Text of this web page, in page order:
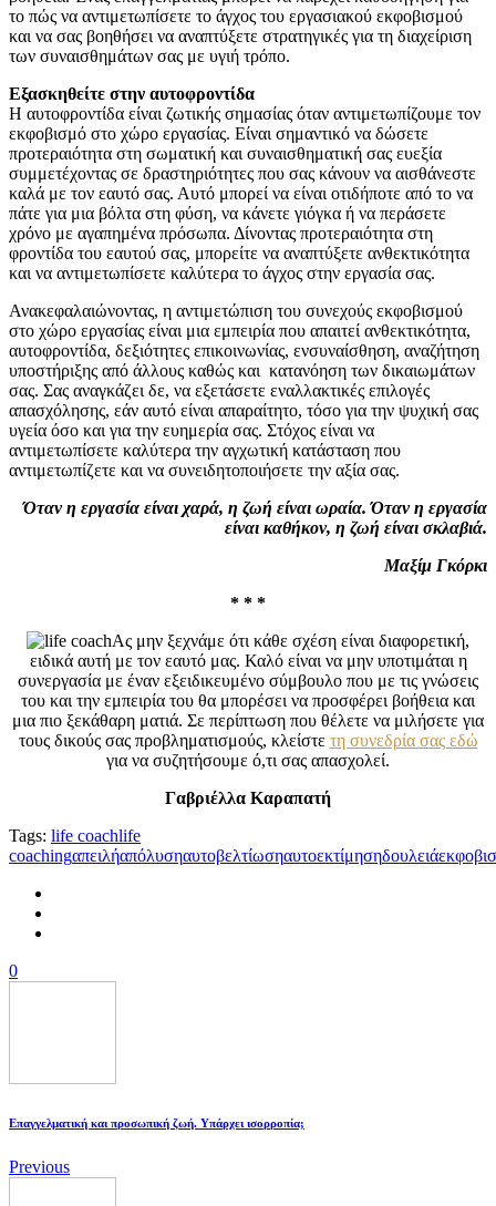
το πώς να αντιμετωπίσετε το άγχος του εργασιακού εκφοβισμού
και να σας βοηθήσει να αναπτύξετε στρατηγικές για τη διαχείριση
των συναισθημάτων σας με υγιή τρόπο.
Εξασκηθείτε στην αυτοφροντίδα
Η αυτοφροντίδα είναι ζωτικής σημασίας όταν αντιμετωπίζουμε τον
εκφοβισμό στο χώρο εργασίας. Είναι σημαντικό να δώσετε
προτεραιότητα στη σωματική και συναισθηματική σας ευεξία
συμμετέχοντας σε δραστηριότητες που σας κάνουν να αισθάνεστε
καλά με τον εαυτό σας. Αυτό μπορεί να είναι οτιδήποτε από το να
πάτε για μια βόλτα στη φύση, να κάνετε γιόγκα ή να περάσετε
χρόνο με αγαπημένα πρόσωπα. Δίνοντας προτεραιότητα στη
φροντίδα του εαυτού σας, μπορείτε να αναπτύξετε ανθεκτικότητα
και να αντιμετωπίσετε καλύτερα το άγχος στην εργασία σας.
Ανακεφαλαιώνοντας, η αντιμετώπιση του συνεχούς εκφοβισμού
στο χώρο εργασίας είναι μια εμπειρία που απαιτεί ανθεκτικότητα,
αυτοφροντίδα, δεξιότητες επικοινωνίας, ενσυναίσθηση, αναζήτηση
υποστήριξης από άλλους καθώς και κατανόηση των δικαιωμάτων
σας. Σας αναγκάζει δε, να εξετάσετε εναλλακτικές επιλογές
απασχόλησης, εάν αυτό είναι απαραίτητο, τόσο για την ψυχική σας
υγεία όσο και για την ευημερία σας. Στόχος είναι να
αντιμετωπίσετε καλύτερα την αγχωτική κατάσταση που
αντιμετωπίζετε και να συνειδητοποιήσετε την αξία σας.
Όταν η εργασία είναι χαρά, η ζωή είναι ωραία. Όταν η εργασία
είναι καθήκον, η ζωή είναι σκλαβιά.
Μαξίμ Γκόρκι
* * *
Ας μην ξεχνάμε ότι κάθε σχέση είναι διαφορετική,
ειδικά αυτή με τον εαυτό μας. Καλό είναι να μην υποτιμάται η
συνεργασία με έναν εξειδικευμένο σύμβουλο που με τις γνώσεις
του και την εμπειρία του θα μπορέσει να προσφέρει βοήθεια και
μια πιο ξεκάθαρη ματιά. Σε περίπτωση που θέλετε να μιλήσετε για
τους δικούς σας προβληματισμούς, κλείστε τη συνεδρία σας εδώ
για να συζητήσουμε ό,τι σας απασχολεί.
Γαβριέλλα Καραπατή
Tags: life coachlife
coachingαπειλήαπόλυσηαυτοβελτίωσηαυτοεκτίμησηδουλειά
0
Επαγγελματική και προσωπική ζωή. Υπάρχει ισορροπία;
Previous